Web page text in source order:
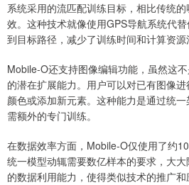
系统采用的流匹配训练目标，相比传统
效。这种技术就像使用GPS导航系统代
到目标路径，减少了训练时间和计算资源
Mobile-O还支持图像编辑功能，虽然这
的潜在扩展能力。用户可以对已有图像
颜色或添加新元素。这种能力是通过统
需额外的专门训练。
在数据效率方面，Mobile-O仅使用了约
统一模型动辄需要数亿样本的要求，大
的数据利用能力，使得类似技术的推广和